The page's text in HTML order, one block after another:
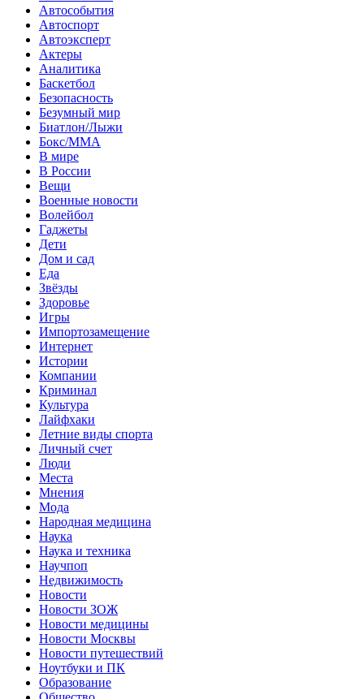
Автособытия
Автоспорт
Автоэксперт
Актеры
Аналитика
Баскетбол
Безопасность
Безумный мир
Биатлон/Лыжи
Бокс/MMA
В мире
В России
Вещи
Военные новости
Волейбол
Гаджеты
Дети
Дом и сад
Еда
Звёзды
Здоровье
Игры
Импортозамещение
Интернет
Истории
Компании
Криминал
Культура
Лайфхаки
Летние виды спорта
Личный счет
Люди
Места
Мнения
Мода
Народная медицина
Наука
Наука и техника
Научпоп
Недвижимость
Новости
Новости ЗОЖ
Новости медицины
Новости Москвы
Новости путешествий
Ноутбуки и ПК
Образование